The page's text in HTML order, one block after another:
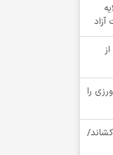
از
را